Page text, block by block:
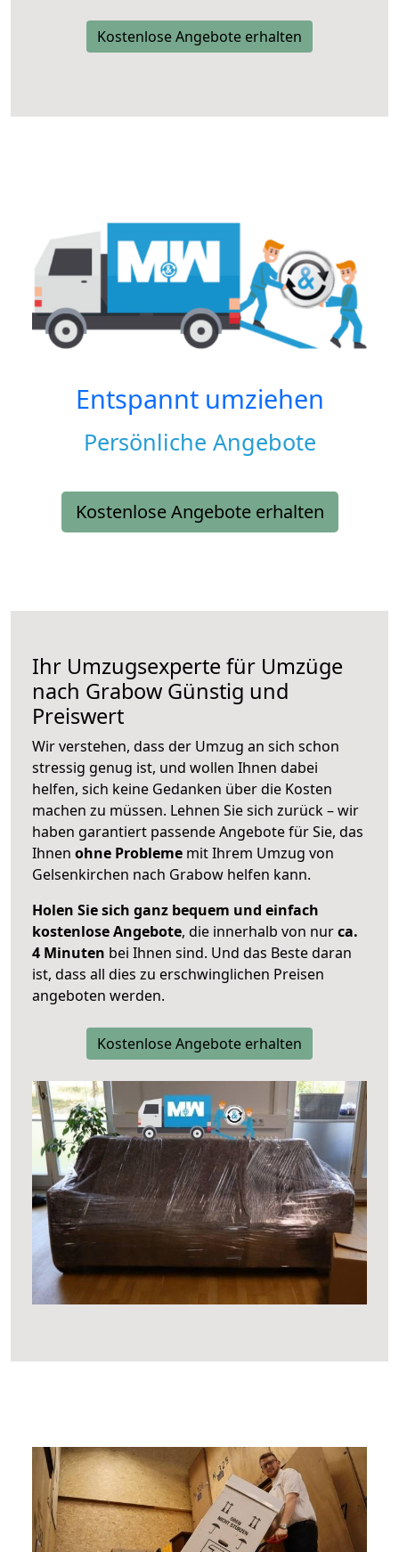
Kostenlose Angebote erhalten
Entspannt umziehen
Persönliche Angebote
Kostenlose Angebote erhalten
Ihr Umzugsexperte für Umzüge
nach Grabow Günstig und
Preiswert
Wir verstehen, dass der Umzug an sich schon
stressig genug ist, und wollen Ihnen dabei
helfen, sich keine Gedanken über die Kosten
machen zu müssen. Lehnen Sie sich zurück – wir
haben garantiert passende Angebote für Sie, das
Ihnen ohne Probleme mit Ihrem Umzug von
Gelsenkirchen nach Grabow helfen kann.
Holen Sie sich ganz bequem und einfach
kostenlose Angebote, die innerhalb von nurca.
4 Minuten bei Ihnen sind. Und das Beste daran
ist, dass all dies zu erschwinglichen Preisen
angeboten werden.
Kostenlose Angebote erhalten